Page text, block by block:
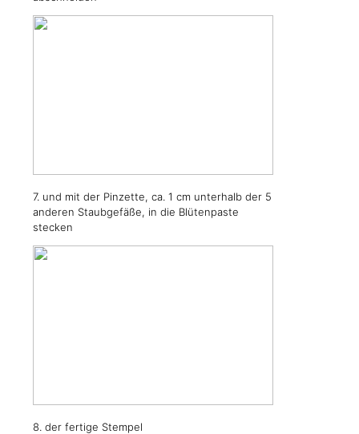
7. und mit der Pinzette, ca. 1 cm unterhalb der 5
anderen Staubgefäße, in die Blütenpaste
stecken
8. der fertige Stempel